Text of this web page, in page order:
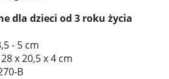
dla dzieci od 3 roku życia
- 5 cm
x 20,5 x 4 cm
B